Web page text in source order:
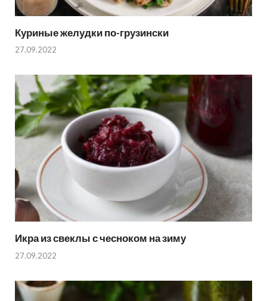
Куриные желудки по-грузински
27.09.2022
Икра из свеклы с чесноком на зиму
27.09.2022